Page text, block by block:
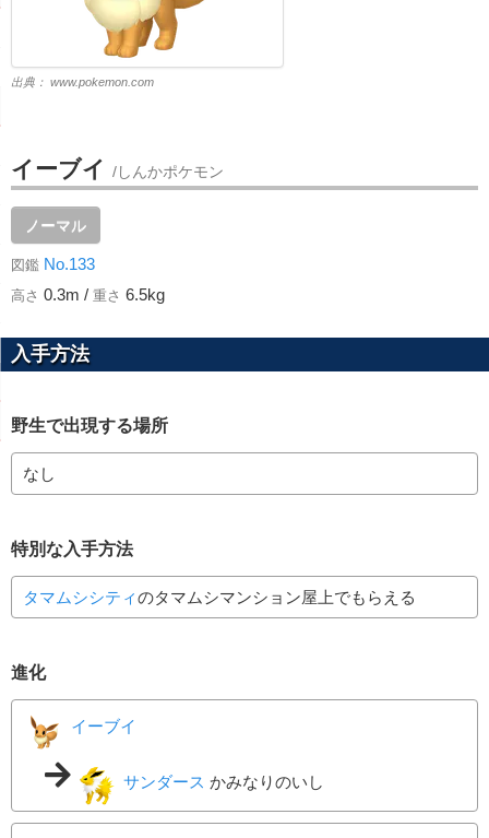
出典： www.pokemon.com
イーブイ /しんかポケモン
ノーマル
図鑑 No.133
高さ 0.3m / 重さ 6.5kg
入手方法
野生で出現する場所
なし
特別な入手方法
タマムシシティのタマムシマンション屋上でもらえる
進化
イーブイ
サンダース かみなりのいし